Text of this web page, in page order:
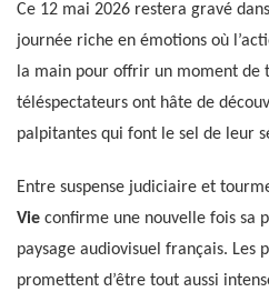
Ce 12 mai 2026 restera gravé
journée riche en émotions où
la main pour offrir un moment de
téléspectateurs ont hâte de
palpitantes qui font le sel de leur
Entre suspense judiciaire et
Vie confirme une nouvelle fois sa
paysage audiovisuel français. Les
promettent d’être tout aussi